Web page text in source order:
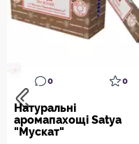
0 0
Натуральні
аромапахощі Satya
"Мускат"